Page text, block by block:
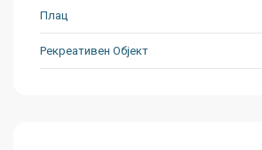
Плац
Рекреативен Објект